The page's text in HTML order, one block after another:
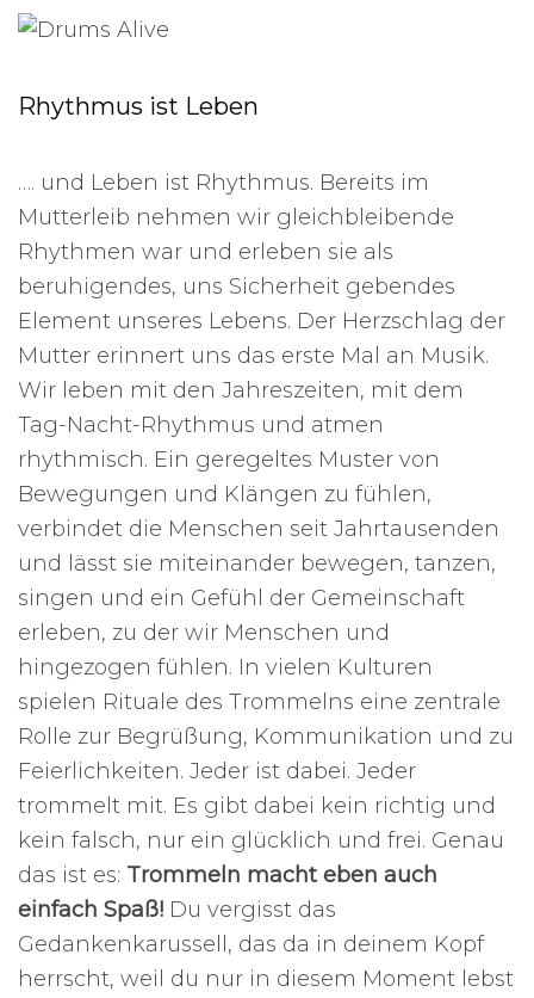
Rhythmus ist Leben
…. und Leben ist Rhythmus. Bereits im
Mutterleib nehmen wir gleichbleibende
Rhythmen war und erleben sie als
beruhigendes, uns Sicherheit gebendes
Element unseres Lebens. Der Herzschlag der
Mutter erinnert uns das erste Mal an Musik.
Wir leben mit den Jahreszeiten, mit dem
Tag-Nacht-Rhythmus und atmen
rhythmisch. Ein geregeltes Muster von
Bewegungen und Klängen zu fühlen,
verbindet die Menschen seit Jahrtausenden
und lässt sie miteinander bewegen, tanzen,
singen und ein Gefühl der Gemeinschaft
erleben, zu der wir Menschen und
hingezogen fühlen. In vielen Kulturen
spielen Rituale des Trommelns eine zentrale
Rolle zur Begrüßung, Kommunikation und zu
Feierlichkeiten. Jeder ist dabei. Jeder
trommelt mit. Es gibt dabei kein richtig und
kein falsch, nur ein glücklich und frei. Genau
das ist es: Trommeln macht eben auch
einfach Spaß! Du vergisst das
Gedankenkarussell, das da in deinem Kopf
herrscht, weil du nur in diesem Moment lebst